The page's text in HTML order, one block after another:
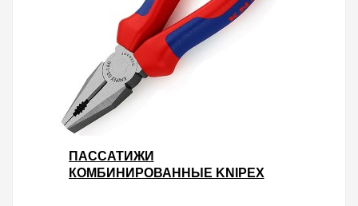
ПАССАТИЖИ
КОМБИНИРОВАННЫЕ KNIPEX